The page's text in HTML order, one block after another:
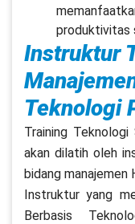
produktivitas
Instruktur
Teknologi
Training Teknologi
akan dilatih oleh
bidang manajemen
Instruktur yang
Berbasis